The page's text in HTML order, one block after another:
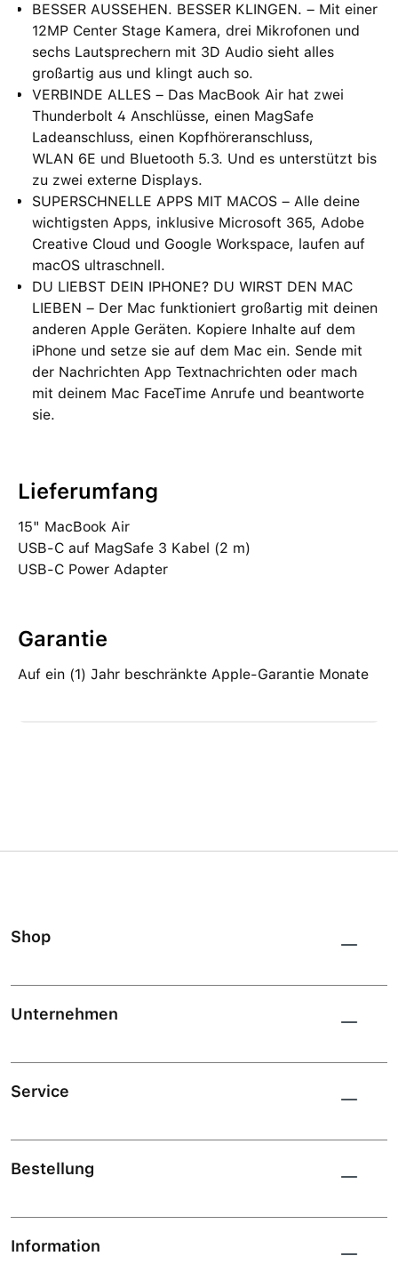
BESSER AUSSEHEN. BESSER KLINGEN. – Mit einer
12MP Center Stage Kamera, drei Mikrofonen und
sechs Lautsprechern mit 3D Audio sieht alles
großartig aus und klingt auch so.
VERBINDE ALLES – Das MacBook Air hat zwei
Thunderbolt 4 Anschlüsse, einen MagSafe
Ladeanschluss, einen Kopfhöreranschluss,
WLAN 6E und Bluetooth 5.3. Und es unterstützt bis
zu zwei externe Displays.
SUPERSCHNELLE APPS MIT MACOS – Alle deine
wichtigsten Apps, inklusive Microsoft 365, Adobe
Creative Cloud und Google Workspace, laufen auf
macOS ultraschnell.
DU LIEBST DEIN IPHONE? DU WIRST DEN MAC
LIEBEN – Der Mac funktioniert großartig mit deinen
anderen Apple Geräten. Kopiere Inhalte auf dem
iPhone und setze sie auf dem Mac ein. Sende mit
der Nachrichten App Textnachrichten oder mach
mit deinem Mac FaceTime Anrufe und beantworte
sie.
Lieferumfang
15" MacBook Air
USB‑C auf MagSafe 3 Kabel (2 m)
USB‑C Power Adapter
Garantie
Auf ein (1) Jahr beschränkte Apple-Garantie Monate
Shop
Unternehmen
Service
Bestellung
Information